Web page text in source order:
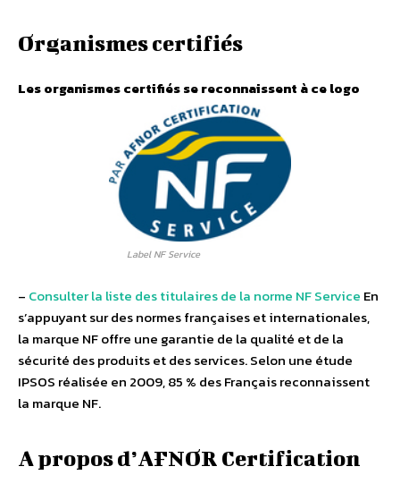
Organismes certifiés
Les organismes certifiés se reconnaissent à ce logo
Label NF Service
– Consulter la liste des titulaires de la norme NF Service En
s’appuyant sur des normes françaises et internationales,
la marque NF offre une garantie de la qualité et de la
sécurité des produits et des services. Selon une étude
IPSOS réalisée en 2009, 85 % des Français reconnaissent
la marque NF.
A propos d’AFNOR Certification